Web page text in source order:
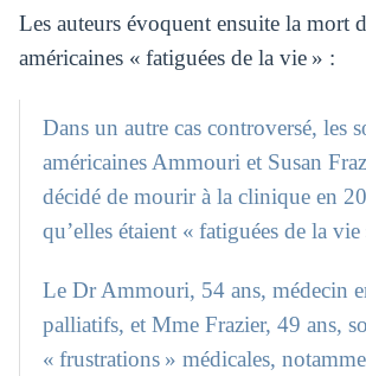
Les auteurs évoquent ensuite la mort
américaines « fatiguées de la vie » :
Dans un autre cas controversé, les
américaines Ammouri et Susan
décidé de mourir à la clinique en
qu’elles étaient « fatiguées de la vie
Le Dr Ammouri, 54 ans, médecin
palliatifs, et Mme Frazier, 49 ans,
« frustrations » médicales,